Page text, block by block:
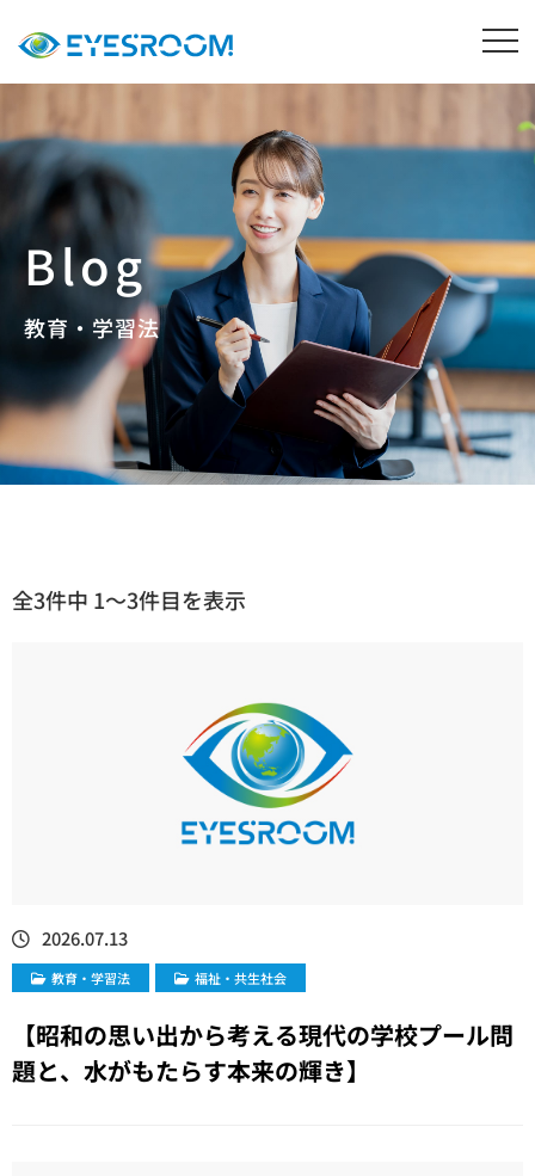
教育・学習法
全3件中 1〜3件目を表示
2026.07.13
教育・学習法 福祉・共生社会
【昭和の思い出から考える現代の学校プール問
題と、水がもたらす本来の輝き】